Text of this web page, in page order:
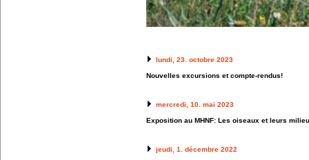
lundi, 23. octobre 2023
Nouvelles excursions et compte-rendus!
mercredi, 10. mai 2023
Exposition au MHNF: Les oiseaux et leurs
jeudi, 1. décembre 2022